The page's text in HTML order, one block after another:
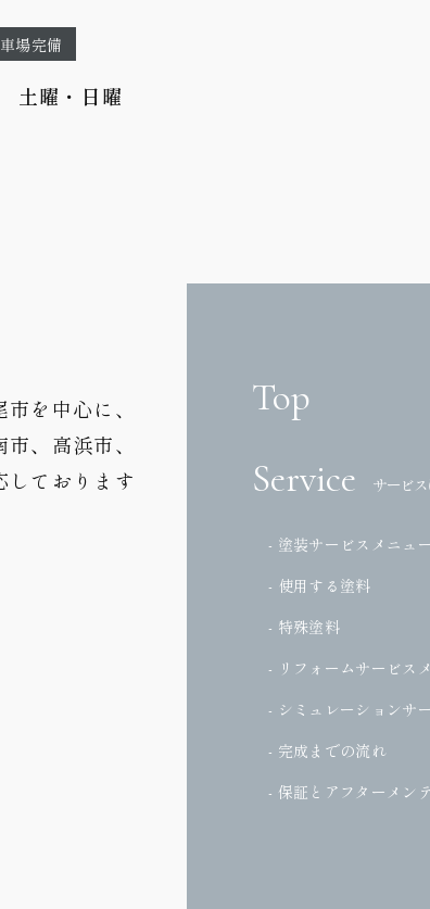
場完備
土曜・日曜
を中心に、
、高浜市、
ております
Top
Service
サービ
- 塗装サービスメニュー
- 使用する塗料
- 特殊塗料
- リフォームサービス
- シミュレーションサ
- 完成までの流れ
- 保証とアフターメン